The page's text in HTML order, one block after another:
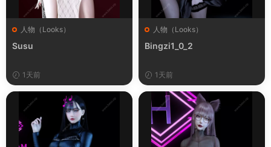
人物（Looks）
Susu
1天前
人物（Looks）
Bingzi1_0_2
1天前